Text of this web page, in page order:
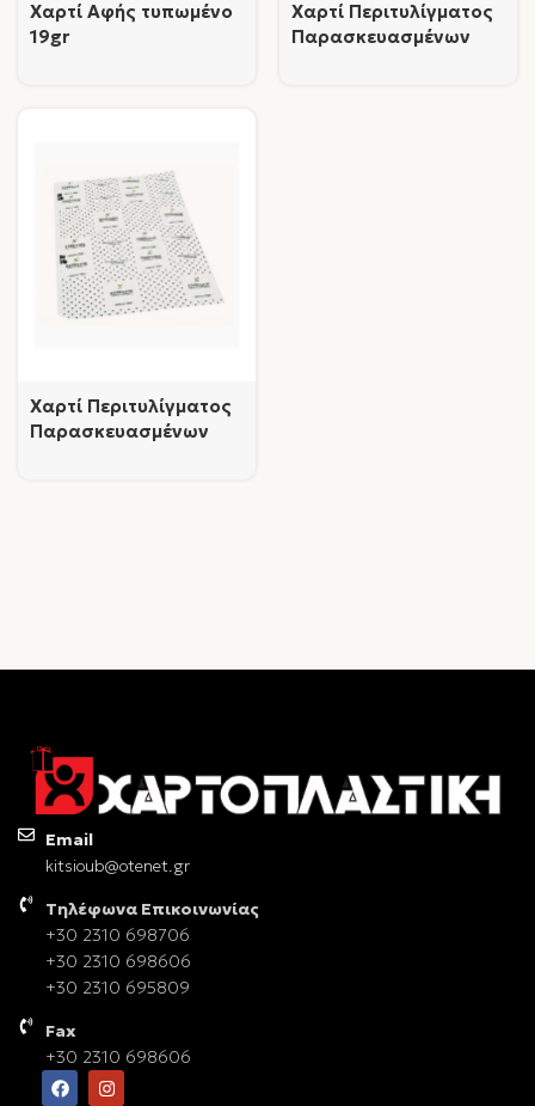
Χαρτί Αφής τυπωμένο
19gr
Χαρτί Περιτυλίγματος
Παρασκευασμένων
Χαρτί Περιτυλίγματος
Παρασκευασμένων
Email
kitsioub@otenet.gr
Τηλέφωνα Επικοινωνίας
+30 2310 698706
+30 2310 698606
+30 2310 695809
Fax
+30 2310 698606